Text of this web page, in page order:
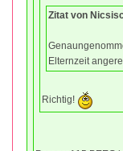
Zitat von
Elternzeit
Richtig!